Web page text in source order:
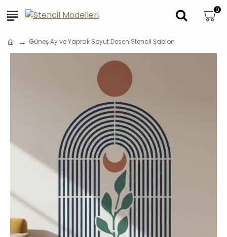
0
Güneş Ay ve Yaprak Soyut Desen Stencil Şablon